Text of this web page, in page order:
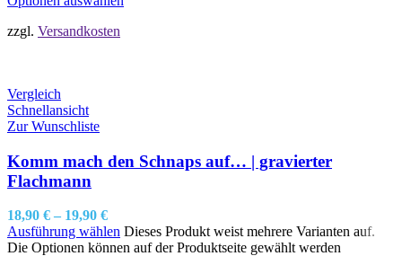
zzgl. Versandkosten
Vergleich
Schnellansicht
Zur Wunschliste
Komm mach den Schnaps auf… | gravierter
Flachmann
18,90 € – 19,90 €
Ausführung wählen Dieses Produkt weist mehrere Varianten auf.
Die Optionen können auf der Produktseite gewählt werden